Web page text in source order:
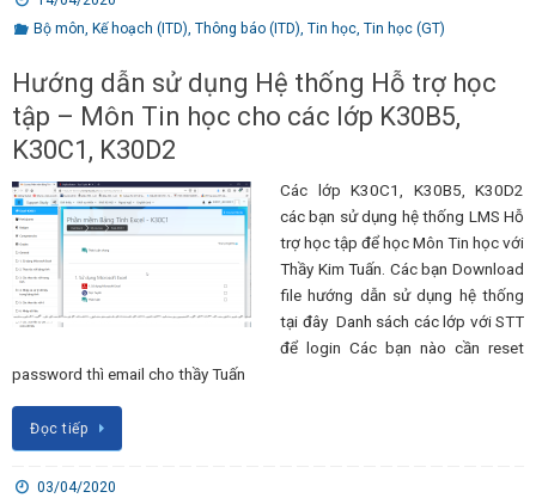
Bộ môn Kế hoạch (ITD) Thông báo (ITD) Tin học, Tin học (GT)
Hướng dẫn sử dụng Hệ thống Hỗ trợ học
tập – Môn Tin học cho các lớp K30B5,
K30C1, K30D2
Các lớp K30C1, K30B5, K30D2
các bạn sử dụng hệ thống LMS Hỗ
trợ học tập để học Môn Tin học với
Thầy Kim Tuấn. Các bạn Download
file hướng dẫn sử dụng hệ thống
tại đây Danh sách các lớp với STT
để login Các bạn nào cần reset
password thì email cho thầy Tuấn
Đọc tiếp
03/04/2020